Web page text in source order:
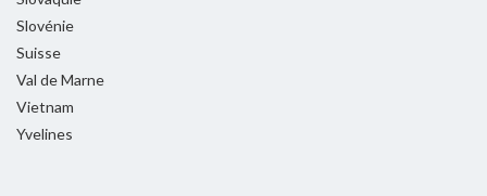
Slovénie
Suisse
Val de Marne
Vietnam
Yvelines